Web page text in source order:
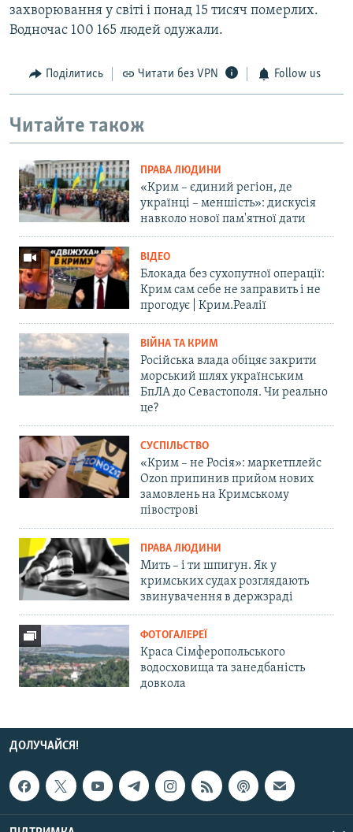
захворювання у світі і понад 15 тисяч померлих.
Водночас 100 165 людей одужали.
Поділитись Читати без VPN Follow us
Читайте також
ПРАВА ЛЮДИНИ
«Крим – єдиний регіон, де
українці – меншість»: дискусія
навколо нової пам'ятної дати
ВІДЕО
Блокада без сухопутної операції:
Крим сам себе не заправить і не
прогодує | Крим.Реалії
ВІЙНА ТА КРИМ
Російська влада обіцяє закрити
морський шлях українським
БпЛА до Севастополя. Чи реально
це?
СУСПІЛЬСТВО
«Крим – не Росія»: маркетплейс
Ozon припинив прийом нових
замовлень на Кримському
півострові
ПРАВА ЛЮДИНИ
Мить – і ти шпигун. Як у
кримських судах розглядають
звинувачення в держзраді
ФОТОГАЛЕРЕЇ
Краса Сімферопольського
водосховища та занедбаність
довкола
ДОЛУЧАЙСЯ!